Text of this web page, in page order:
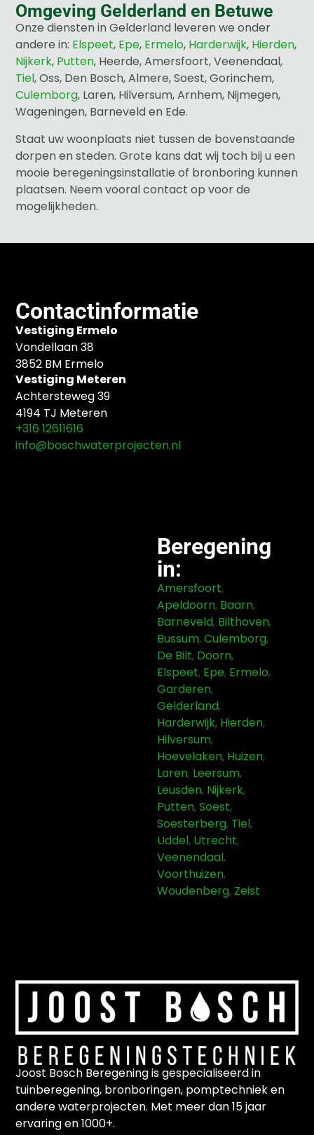
Omgeving Gelderland en Betuwe
Onze diensten in Gelderland leveren we onder
andere in: Elspeet, Epe, Ermelo, Harderwijk, Hierden,
Nijkerk, Putten, Heerde, Amersfoort, Veenendaal,
Tiel, Oss, Den Bosch, Almere, Soest, Gorinchem,
Culemborg, Laren, Hilversum, Arnhem, Nijmegen,
Wageningen, Barneveld en Ede.
Staat uw woonplaats niet tussen de bovenstaande
dorpen en steden. Grote kans dat wij toch bij u een
mooie beregeningsinstallatie of bronboring kunnen
plaatsen. Neem vooral contact op voor de
mogelijkheden.
Joost Bosch Beregening is gespecialiseerd in
tuinberegening, bronboringen, pomptechniek en
andere waterprojecten. Met meer dan 15 jaar
ervaring en 1000+.
Beregening
in:
Amersfoort,
Apeldoorn, Baarn,
Barneveld, Bilthoven,
Bussum,Culemborg,
De Bilt, Doorn,
Elspeet, Epe, Ermelo,
Garderen,
Gelderland,
Harderwijk, Hierden,
Hilversum,
Hoevelaken, Huizen,
Laren, Leersum,
Leusden, Nijkerk,
Putten,Soest,
Soesterberg, Tiel,
Uddel, Utrecht,
Veenendaal,
Voorthuizen,
Woudenberg, Zeist
Contactinformatie
Vestiging Ermelo
Vondellaan 38
3852 BM Ermelo
Vestiging Meteren
Achtersteweg 39
4194 TJ Meteren
+316 12611616
info@boschwaterprojecten.nl